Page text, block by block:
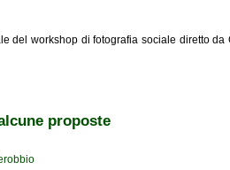
del workshop di fotografia sociale diretto
proposte